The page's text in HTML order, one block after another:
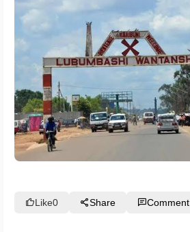
Like0 Share Comment